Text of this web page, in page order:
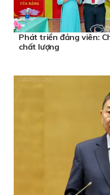
Phát triển đảng viên:
chất lượng